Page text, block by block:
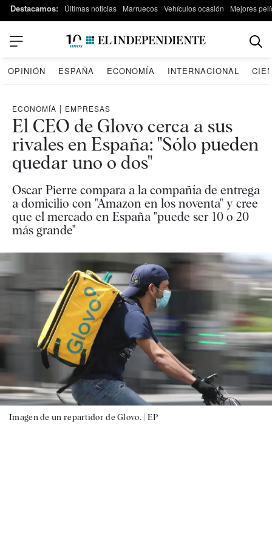
Destacamos: Últimas noticias Marruecos Vehículos ocasión Mejores
OPINIÓN ESPAÑA ECONOMÍA INTERNACIONAL
ECONOMÍA | EMPRESAS
El CEO de Glovo cerca a sus
rivales en España: "Sólo pueden
quedar uno o dos"
Oscar Pierre compara a la compañía de entrega
a domicilio con "Amazon en los noventa" y cree
que el mercado en España "puede ser 10 o 20
más grande"
Imagen de un repartidor de Glovo. | EP